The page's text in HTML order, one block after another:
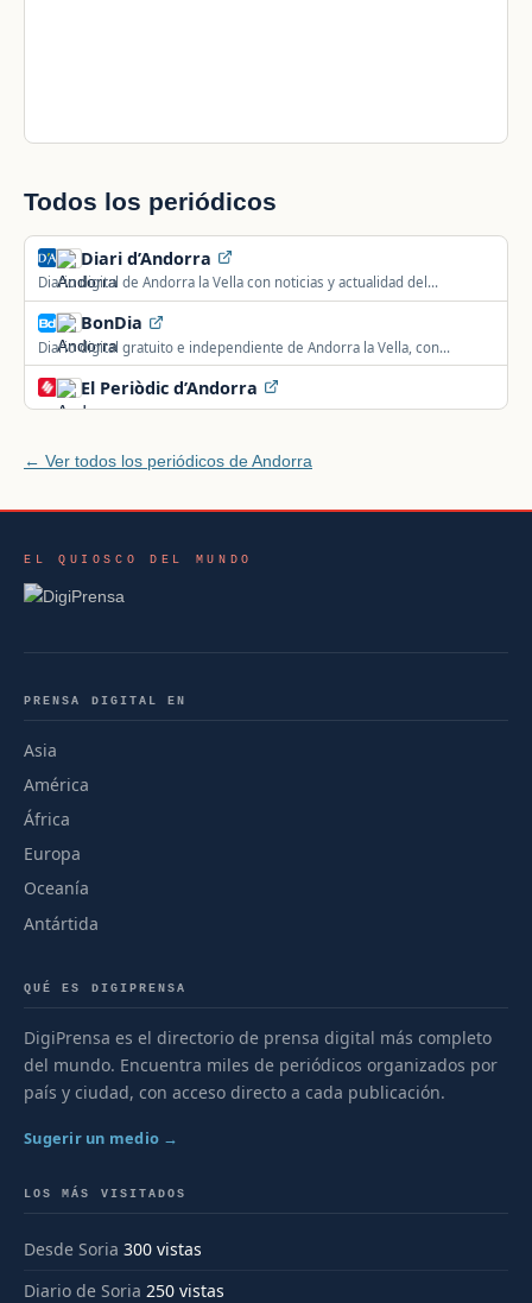
Todos los periódicos
Diari d’Andorra
Diario digital de Andorra la Vella con noticias y actualidad del
Principado de Andorra.
BonDia
Diario digital gratuito e independiente de Andorra la Vella, con
actualidad y noticias del país.
El Periòdic d’Andorra
← Ver todos los periódicos de Andorra
EL QUIOSCO DEL MUNDO
PRENSA DIGITAL EN
Asia
América
África
Europa
Oceanía
Antártida
QUÉ ES DIGIPRENSA
DigiPrensa es el directorio de prensa digital más completo
del mundo. Encuentra miles de periódicos organizados por
país y ciudad, con acceso directo a cada publicación.
Sugerir un medio →
LOS MÁS VISITADOS
Desde Soria 300 vistas
Diario de Soria 250 vistas